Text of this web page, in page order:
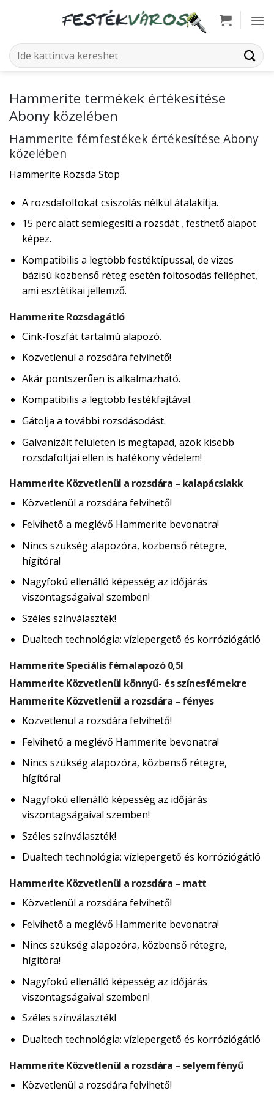
Keresés
a
Hammerite termékek értékesítése
Abony közelében
Hammerite fémfestékek értékesítése Abony
közelében
Hammerite Rozsda Stop
A rozsdafoltokat csiszolás nélkül átalakítja.
15 perc alatt semlegesíti a rozsdát , festhető alapot
képez.
Kompatibilis a legtöbb festéktípussal, de vizes
bázisú közbenső réteg esetén foltosodás felléphet,
ami esztétikai jellemző.
Hammerite Rozsdagátló
Cink-foszfát tartalmú alapozó.
Közvetlenül a rozsdára felvihető!
Akár pontszerűen is alkalmazható.
Kompatibilis a legtöbb festékfajtával.
Gátolja a további rozsdásodást.
Galvanizált felületen is megtapad, azok kisebb
rozsdafoltjai ellen is hatékony védelem!
Hammerite Közvetlenül a rozsdára – kalapácslakk
Közvetlenül a rozsdára felvihető!
Felvihető a meglévő Hammerite bevonatra!
Nincs szükség alapozóra, közbenső rétegre,
hígítóra!
Nagyfokú ellenálló képesség az időjárás
viszontagságaival szemben!
Széles színválaszték!
Dualtech technológia: vízlepergető és korróziógátló
Hammerite Speciális fémalapozó 0,5l
Hammerite Közvetlenül könnyű- és színesfémekre
Hammerite Közvetlenül a rozsdára – fényes
Közvetlenül a rozsdára felvihető!
Felvihető a meglévő Hammerite bevonatra!
Nincs szükség alapozóra, közbenső rétegre,
hígítóra!
Nagyfokú ellenálló képesség az időjárás
viszontagságaival szemben!
Széles színválaszték!
Dualtech technológia: vízlepergető és korróziógátló
Hammerite Közvetlenül a rozsdára – matt
Közvetlenül a rozsdára felvihető!
Felvihető a meglévő Hammerite bevonatra!
Nincs szükség alapozóra, közbenső rétegre,
hígítóra!
Nagyfokú ellenálló képesség az időjárás
viszontagságaival szemben!
Széles színválaszték!
Dualtech technológia: vízlepergető és korróziógátló
Hammerite Közvetlenül a rozsdára – selyemfényű
Közvetlenül a rozsdára felvihető!